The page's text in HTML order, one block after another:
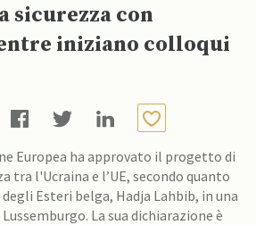
sicurezza con
iniziano colloqui
Europea ha approvato il progetto di
tra l'Ucraina e l’UE, secondo quanto
Esteri belga, Hadja Lahbib, in una
La sua dichiarazione è